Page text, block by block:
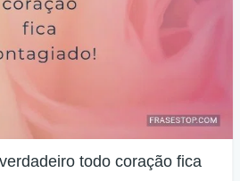
todo coração fica